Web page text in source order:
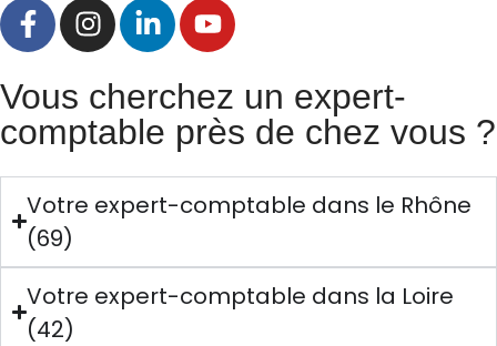
Vous cherchez un expert-
comptable près de chez vous ?
Votre expert-comptable dans le Rhône
(69)
Votre expert-comptable dans la Loire
(42)